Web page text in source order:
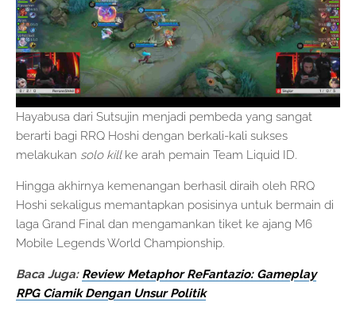
Hayabusa dari Sutsujin menjadi pembeda yang sangat
berarti bagi RRQ Hoshi dengan berkali-kali sukses
melakukan solo killke arah pemain Team Liquid ID.
Hingga akhirnya kemenangan berhasil diraih oleh RRQ
Hoshi sekaligus memantapkan posisinya untuk bermain di
laga Grand Final dan mengamankan tiket ke ajang M6
Mobile Legends World Championship.
Baca Juga: Review Metaphor ReFantazio: Gameplay
RPG Ciamik Dengan Unsur Politik